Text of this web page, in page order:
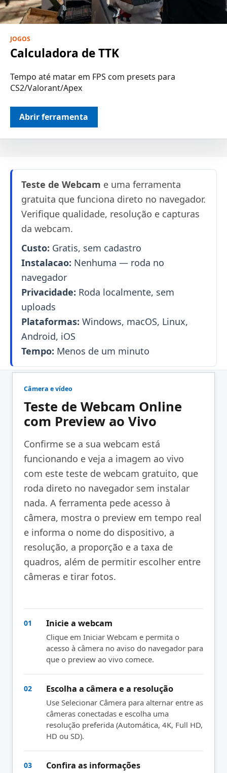
JOGOS
Calculadora de TTK
Tempo até matar em FPS com presets para
CS2/Valorant/Apex
Abrir ferramenta
Teste de Webcam e uma ferramenta
gratuita que funciona direto no navegador.
Verifique qualidade, resolução e capturas
da webcam.
Custo: Gratis, sem cadastro
Instalacao: Nenhuma — roda no
navegador
Privacidade: Roda localmente, sem
uploads
Plataformas: Windows, macOS, Linux,
Android, iOS
Tempo: Menos de um minuto
Câmera e vídeo
Teste de Webcam Online
com Preview ao Vivo
Confirme se a sua webcam está
funcionando e veja a imagem ao vivo
com este teste de webcam gratuito, que
roda direto no navegador sem instalar
nada. A ferramenta pede acesso à
câmera, mostra o preview em tempo real
e informa o nome do dispositivo, a
resolução, a proporção e a taxa de
quadros, além de permitir escolher entre
câmeras e tirar fotos.
01 Inicie a webcam
Clique em Iniciar Webcam e permita o
acesso à câmera no aviso do navegador para
que o preview ao vivo comece.
02 Escolha a câmera e a resolução
Use Selecionar Câmera para alternar entre as
câmeras conectadas e escolha uma
resolução preferida (Automática, 4K, Full HD,
HD ou SD).
03 Confira as informações